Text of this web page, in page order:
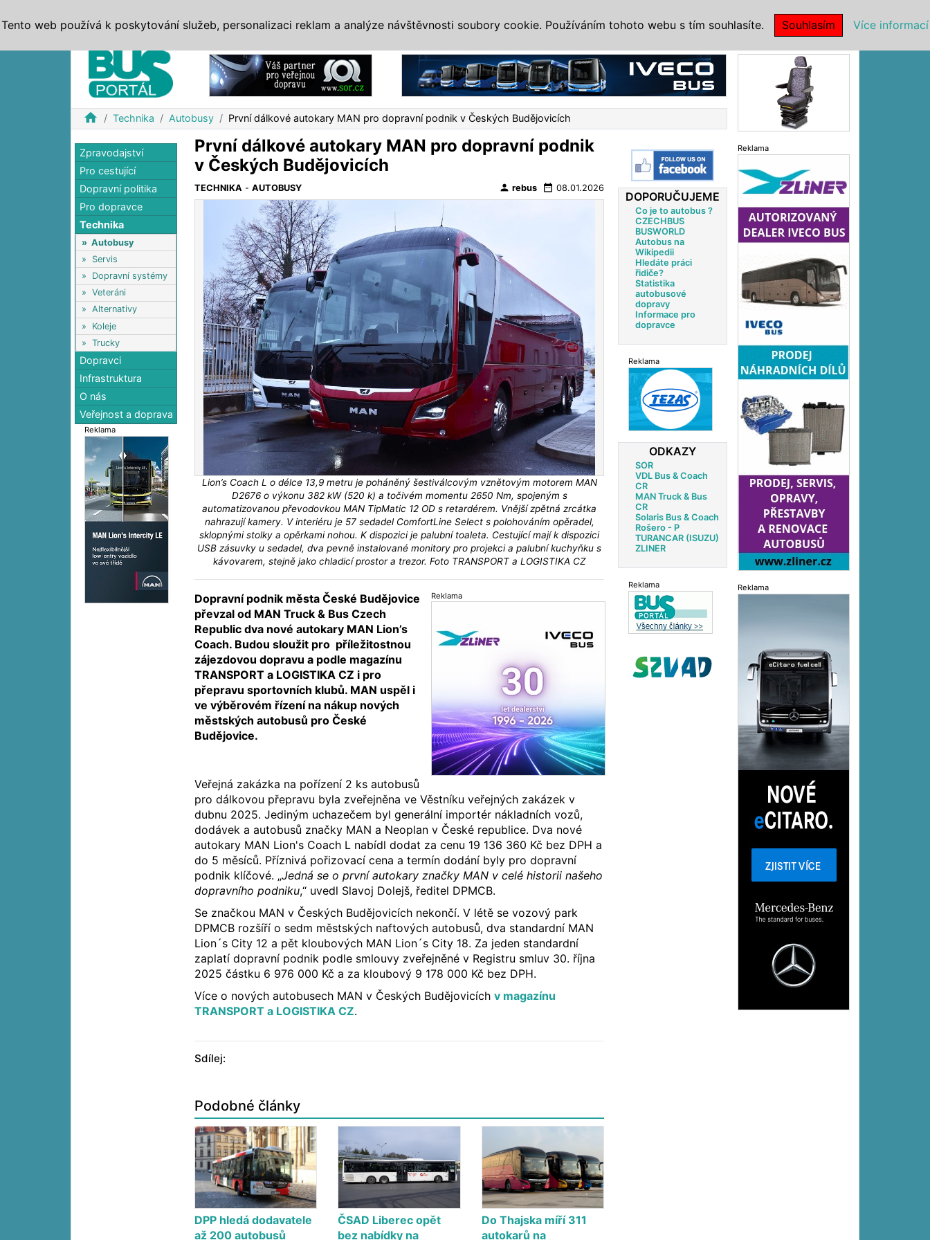
home Technika Autobusy První dálkové autokary MAN pro dopravní podnik v Českých Budějovicích
Zpravodajství
Pro cestující
Dopravní politika
Pro dopravce
Technika
» Autobusy
» Servis
» Dopravní systémy
» Veteráni
» Alternativy
» Koleje
» Trucky
Dopravci
Infrastruktura
O nás
Veřejnost a doprava
Reklama
První dálkové autokary MAN pro dopravní podnik
v Českých Budějovicích
TECHNIKA -AUTOBUSY person rebus date_range 08.01.2026
Lion’s Coach L o délce 13,9 metru je poháněný šestiválcovým vznětovým motorem MAN
D2676 o výkonu 382 kW (520 k) a točivém momentu 2650 Nm, spojeným s
automatizovanou převodovkou MAN TipMatic 12 OD s retardérem. Vnější zpětná zrcátka
nahrazují kamery. V interiéru je 57 sedadel ComfortLine Select s polohováním opěradel,
sklopnými stolky a opěrkami nohou. K dispozici je palubní toaleta. Cestující mají k dispozici
USB zásuvky u sedadel, dva pevně instalované monitory pro projekci a palubní kuchyňku s
kávovarem, stejně jako chladicí prostor a trezor. Foto TRANSPORT a LOGISTIKA CZ
Reklama
Dopravní podnik města České Budějovice
převzal od MAN Truck & Bus Czech
Republic dva nové autokary MAN Lion’s
Coach. Budou sloužit pro příležitostnou
zájezdovou dopravu a podle magazínu
TRANSPORT a LOGISTIKA CZ i pro
přepravu sportovních klubů. MAN uspěl i
ve výběrovém řízení na nákup nových
městských autobusů pro České
Budějovice.
Veřejná zakázka na pořízení 2 ks autobusů
pro dálkovou přepravu byla zveřejněna ve Věstníku veřejných zakázek v
dubnu 2025. Jediným uchazečem byl generální importér nákladních vozů,
dodávek a autobusů značky MAN a Neoplan v České republice. Dva nové
autokary MAN Lion's Coach L nabídl dodat za cenu 19 136 360 Kč bez DPH a
do 5 měsíců. Příznivá pořizovací cena a termín dodání byly pro dopravní
podnik klíčové. „Jedná se o první autokary značky MAN v celé historii našeho
dopravního podniku,“ uvedl Slavoj Dolejš, ředitel DPMCB.
Se značkou MAN v Českých Budějovicích nekončí. V létě se vozový park
DPMCB rozšíří o sedm městských naftových autobusů, dva standardní MAN
Lion´s City 12 a pět kloubových MAN Lion´s City 18. Za jeden standardní
zaplatí dopravní podnik podle smlouvy zveřejněné v Registru smluv 30. října
2025 částku 6 976 000 Kč a za kloubový 9 178 000 Kč bez DPH.
Více o nových autobusech MAN v Českých Budějovicíchv magazínu
TRANSPORT a LOGISTIKA CZ.
Sdílej:
Podobné články
DPP hledá dodavatele
až 200 autobusů
ČSAD Liberec opět
bez nabídky na
Do Thajska míří 311
autokarů na
DOPORUČUJEME
Co je to autobus ?
CZECHBUS
BUSWORLD
Autobus na
Wikipedii
Hledáte práci
řidiče?
Statistika
autobusové
dopravy
Informace pro
dopravce
Reklama
ODKAZY
SOR
VDL Bus & Coach
CR
MAN Truck & Bus
CR
Solaris Bus & Coach
Rošero - P
TURANCAR (ISUZU)
ZLINER
Reklama
Reklama
Reklama
Tento web používá k poskytování služeb, personalizaci reklam a analýze návštěvnosti soubory cookie. Používáním tohoto webu s tím souhlasíte. Souhlasím Více informací